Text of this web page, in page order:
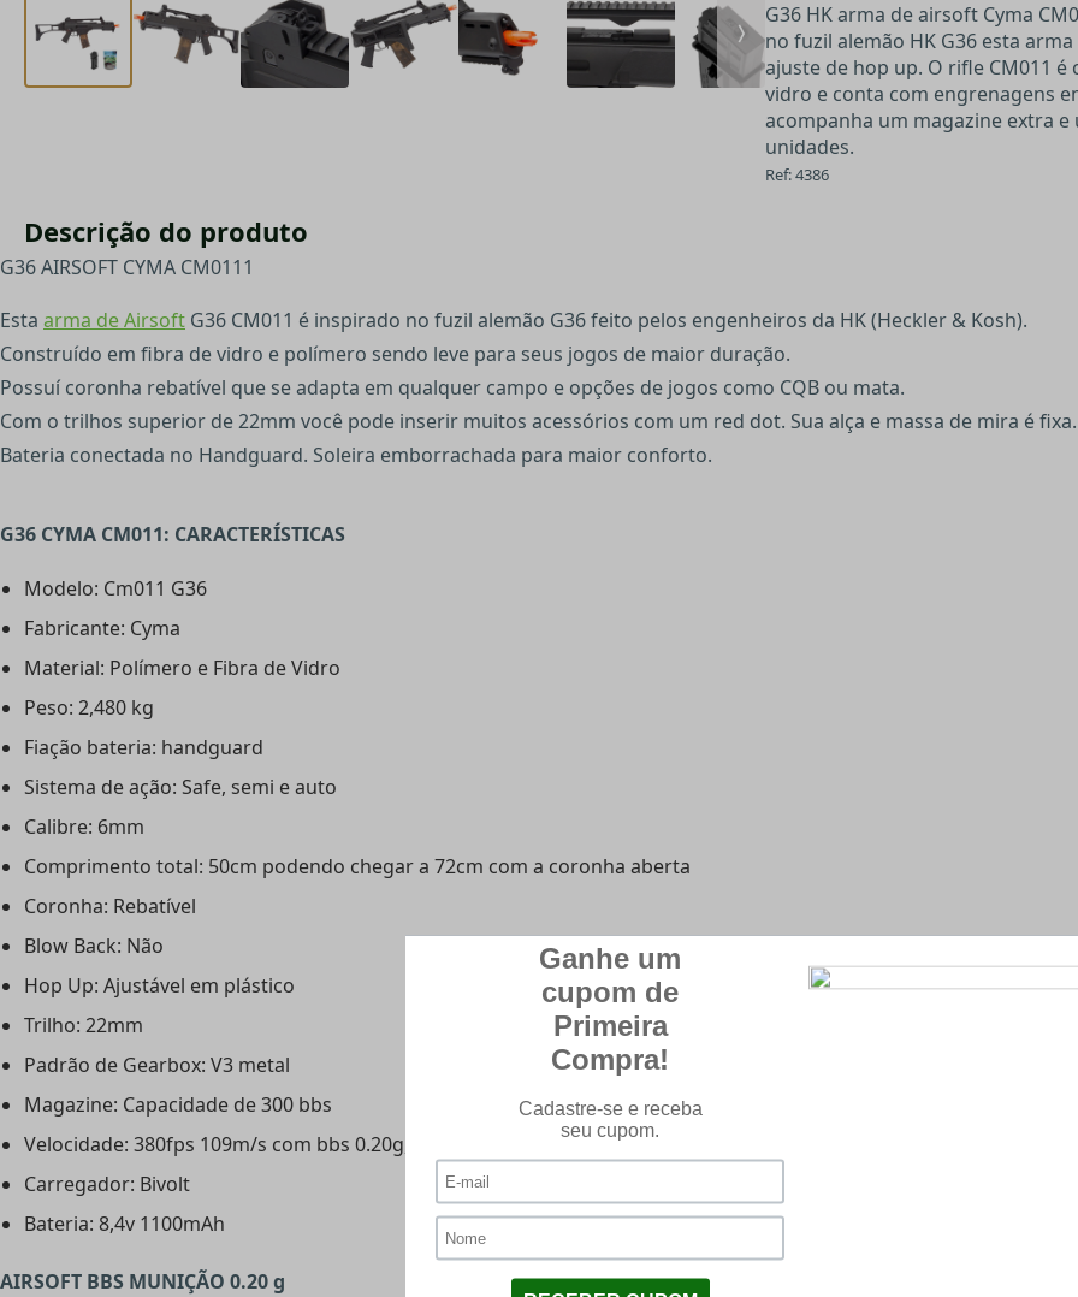
G36 HK arma de airsoft Cyma
no fuzil alemão HK G36 esta
ajuste de hop up. O rifle CM011
vidro e conta com engrenagens
acompanha um magazine extra
unidades.
Ref: 4386
Descrição do produto
G36 AIRSOFT CYMA CM0111
Esta arma de Airsoft G36 CM011 é inspirado no fuzil alemão G36 feito pelos engenheiros da HK (Heckler & Kosh).
Construído em fibra de vidro e polímero sendo leve para seus jogos de maior duração.
Possuí coronha rebatível que se adapta em qualquer campo e opções de jogos como CQB ou mata.
Com o trilhos superior de 22mm você pode inserir muitos acessórios com um red dot. Sua alça e massa de mira é fixa.
Bateria conectada no Handguard. Soleira emborrachada para maior conforto.
G36 CYMA CM011: CARACTERÍSTICAS
Modelo: Cm011 G36
Fabricante: Cyma
Material: Polímero e Fibra de Vidro
Peso: 2,480 kg
Fiação bateria: handguard
Sistema de ação: Safe, semi e auto
Calibre: 6mm
Comprimento total: 50cm podendo chegar a 72cm com a coronha aberta
Coronha: Rebatível
Blow Back: Não
Hop Up: Ajustável em plástico
Trilho: 22mm
Padrão de Gearbox: V3 metal
Magazine: Capacidade de 300 bbs
Velocidade: 380fps 109m/s com bbs 0.20g, podendo variar com a marca da
Carregador: Bivolt
Bateria: 8,4v 1100mAh
AIRSOFT BBS MUNIÇÃO 0.20 g